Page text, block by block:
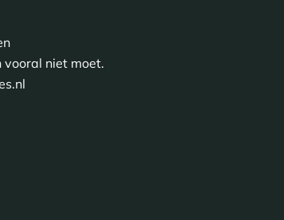
niet moet.